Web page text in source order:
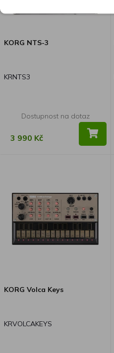
KORG NTS-3
KRNTS3
Dostupnost na dotaz
3 990 Kč
KORG Volca Keys
KRVOLCAKEYS